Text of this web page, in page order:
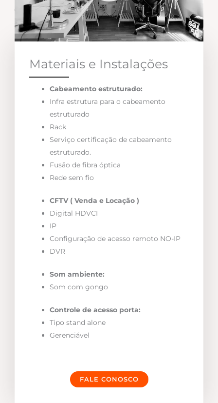
Materiais e Instalações
Cabeamento estruturado:
Infra estrutura para o cabeamento
estruturado
Rack
Serviço certificação de cabeamento
estruturado.
Fusão de fibra óptica
Rede sem fio
CFTV ( Venda e Locação )
Digital HDVCI
IP
Configuração de acesso remoto NO-IP
DVR
Som ambiente:
Som com gongo
Controle de acesso porta:
Tipo stand alone
Gerenciável
FALE CONOSCO